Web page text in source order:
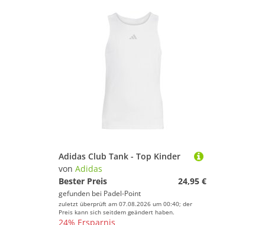
Adidas Club Tank - Top Kinder
von Adidas
Bester Preis
24,95 €
gefunden bei Padel-Point
zuletzt überprüft am 07.08.2026 um 00:40; der
Preis kann sich seitdem geändert haben.
24% Ersparnis